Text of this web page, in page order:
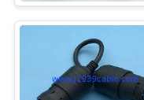
ΖΗΤΉΣΤΕ